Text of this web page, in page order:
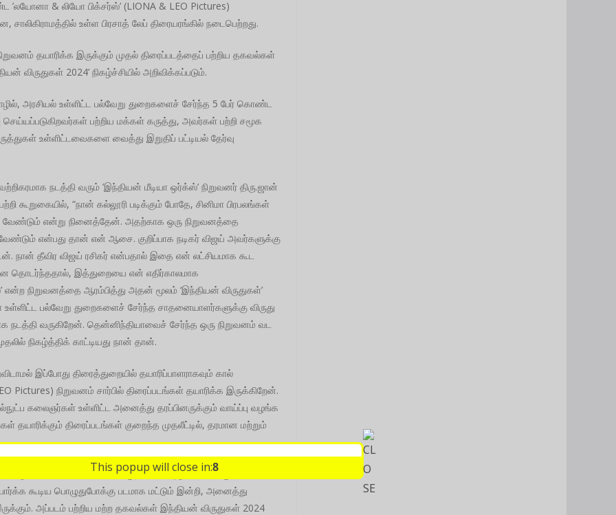
& லியோ பிக்சர்ஸ்’ (LIONA & LEO Pictures)
உள்ள பிரசாத் லேப் திரையரங்கில் நடைபெற்றது.
தயாரிக்க இருக்கும் முதல் திரைப்படத்தைப் பற்றிய தகவல்கள்
விருதுகள் 2024’ நிகழ்ச்சியில் அறிவிக்கப்படும்.
அரசியல் உள்ளிட்ட பல்வேறு துறைகளைச் சேர்ந்த 5 பேர் கொண்ட
பற்றிய மக்கள் கருத்து, அவர்கள் பற்றி சமூக
உள்ளிட்டவைகளை வைத்து இறுதிப் பட்டியல் தேர்வு
நடத்தி வரும் ’இந்தியன் மீடியா ஒர்க்ஸ்’ நிறுவனர் திரு.ஜான்
கூறுகையில், “நான் கல்லூரி படிக்கும் போதே, சினிமா பிரபலங்கள்
வேண்டும் என்று நினைத்தேன். அதற்காக ஒரு நிறுவனத்தை
என்பது தான் என் ஆசை. குறிப்பாக நடிகர் விஜய் அவர்களுக்கு
தீவிர விஜய் ரசிகர் என்பதால் இதை என் லட்சியமாக கூட
தொடர்ந்ததால், இத்துறையை என் எதிர்காலமாக
நிறுவனத்தை ஆரம்பித்து அதன் மூலம் ‘இந்தியன் விருதுகள்’
பல்வேறு துறைகளைச் சேர்ந்த சாதனையாளர்களுக்கு விருது
நடத்தி வருகிறேன். தென்னிந்தியாவைச் சேர்ந்த ஒரு நிறுவனம் வட
நிகழ்த்திக் காட்டியது நான் தான்.
இப்போது திரைத்துறையில் தயாரிப்பாளராகவும் கால்
Pictures) நிறுவனம் சார்பில் திரைப்படங்கள் தயாரிக்க இருக்கிறேன்.
கலைஞர்கள் உள்ளிட்ட அனைத்து தரப்பினருக்கும் வாய்ப்பு வழங்க
திரைப்படங்கள் குறைந்த முதலீட்டில், தரமான மற்றும்
ஈடுபட்டுள்ளோம். எங்கள் முதல் படம் குழந்தைகள் முதல்
கூடிய பொழுதுபோக்கு படமாக மட்டும் இன்றி, அனைத்து
அப்படம் பற்றிய மற்ற தகவல்கள் இந்தியன் விருதுகள் 2024
This popup will close in:7